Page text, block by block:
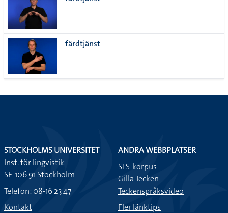
färdtjänst
STOCKHOLMS UNIVERSITET
Inst. för lingvistik
SE-106 91 Stockholm
Telefon: 08-16 23 47
Kontakt
ANDRA WEBBPLATSER
STS-korpus
Gilla Tecken
Teckenspråksvideo
Fler länktips